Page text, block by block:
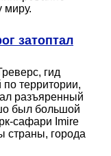
миру.
затоптал
гид
территории,
разъяренный
был большой
сафари Imire
страны, города